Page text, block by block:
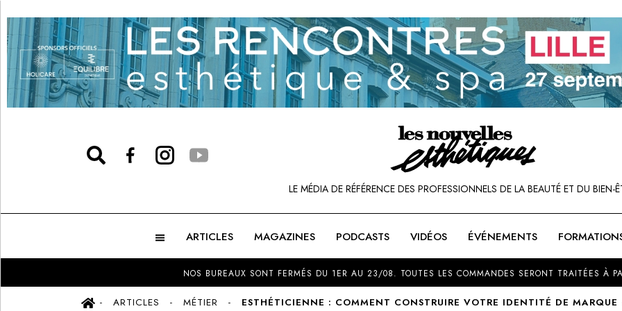
LE MÉDIA DE RÉFÉRENCE DES PROFESSIONNELS DE LA BEAUTÉ ET DU BIEN-
ARTICLES MAGAZINES PODCASTS VIDÉOS ÉVÉNEMENTS
NOS BUREAUX SONT FERMÉS DU 1ER AU 23/08. TOUTES LES COMMANDES SERONT TRAITÉES À
ARTICLES MÉTIER ESTHÉTICIENNE : COMMENT CONSTRUIRE VOTRE IDENTITÉ DE MARQUE